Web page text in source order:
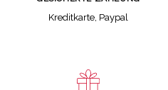
Kreditkarte, Paypal